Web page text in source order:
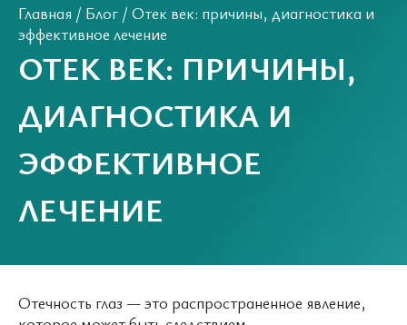
Главная / Блог / Отек век: причины, диагностика и
эффективное лечение
ОТЕК ВЕК: ПРИЧИНЫ,
ДИАГНОСТИКА И
ЭФФЕКТИВНОЕ
ЛЕЧЕНИЕ
Отечность глаз — это распространенное явление,